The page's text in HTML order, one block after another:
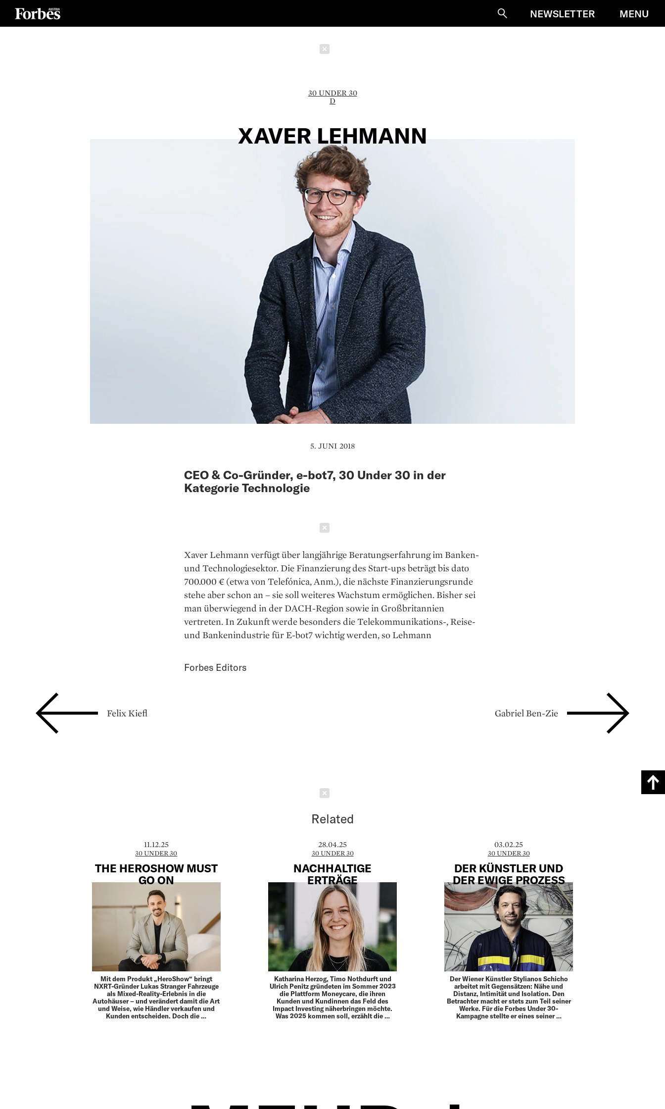
SucheNEWSLETTER MENU
30 UNDER 30
D
XAVER LEHMANN
5. JUNI 2018
CEO & Co-Gründer, e-bot7, 30 Under 30 in der
Kategorie Technologie
Xaver Lehmann verfügt über langjährige Beratungserfahrung im Banken-
und Technologiesektor. Die Finanzierung des Start-ups beträgt bis dato
700.000 € (etwa von Telefónica, Anm.), die nächste Finanzierungsrunde
stehe aber schon an – sie soll weiteres Wachstum ermöglichen. Bisher sei
man überwiegend in der DACH-Region sowie in Großbritannien
vertreten. In Zukunft werde besonders die Telekommunikations-, Reise-
und Bankenindustrie für E-bot7 wichtig werden, so Lehmann
Forbes Editors
Felix Kiefl Gabriel Ben-Zie
Related
11.12.25
30 UNDER 30
THE HEROSHOW MUST
GO ON
Mit dem Produkt „HeroShow“ bringt
NXRT-Gründer Lukas Stranger Fahrzeuge
als Mixed-Reality-Erlebnis in die
Autohäuser – und verändert damit die Art
und Weise, wie Händler verkaufen und
Kunden entscheiden. Doch die …
28.04.25
30 UNDER 30
NACHHALTIGE
ERTRÄGE
Katharina Herzog, Timo Nothdurft und
Ulrich Penitz gründeten im Sommer 2023
die Plattform Moneycare, die ihren
Kunden und Kundinnen das Feld des
Impact Investing näherbringen möchte.
Was 2025 kommen soll, erzählt die …
03.02.25
30 UNDER 30
DER KÜNSTLER UND
DER EWIGE PROZESS
Der Wiener Künstler Stylianos Schicho
arbeitet mit Gegensätzen: Nähe und
Distanz, Intimität und Isolation. Den
Betrachter macht er stets zum Teil seiner
Werke. Für die Forbes Under 30-
Kampagne stellte er eines seiner …